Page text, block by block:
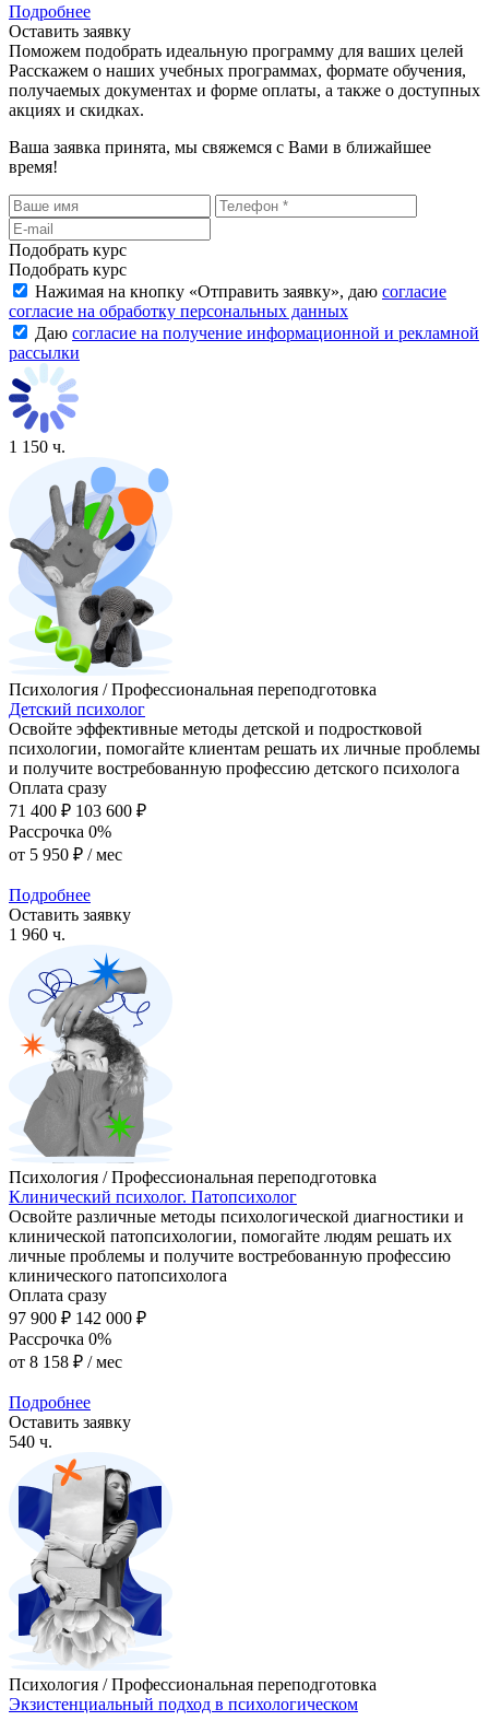
Подробнее
Оставить заявку
Поможем подобрать идеальную программу для ваших целей
Расскажем о наших учебных программах, формате обучения,
получаемых документах и форме оплаты, а также о доступных
акциях и скидках.
Ваша заявка принята, мы свяжемся с Вами в ближайшее
время!
Подобрать курс
Подобрать курс
Нажимая на кнопку «Отправить заявку», даю согласие
согласие на обработку персональных данных
Даю согласие на получение информационной и рекламной
рассылки
1 150 ч.
Психология / Профессиональная переподготовка
Детский психолог
Освойте эффективные методы детской и подростковой
психологии, помогайте клиентам решать их личные проблемы
и получите востребованную профессию детского психолога
Оплата сразу
71 400 ₽ 103 600 ₽
Рассрочка 0%
от 5 950 ₽ / мес
Подробнее
Оставить заявку
1 960 ч.
Психология / Профессиональная переподготовка
Клинический психолог. Патопсихолог
Освойте различные методы психологической диагностики и
клинической патопсихологии, помогайте людям решать их
личные проблемы и получите востребованную профессию
клинического патопсихолога
Оплата сразу
97 900 ₽ 142 000 ₽
Рассрочка 0%
от 8 158 ₽ / мес
Подробнее
Оставить заявку
540 ч.
Психология / Профессиональная переподготовка
Экзистенциальный подход в психологическом